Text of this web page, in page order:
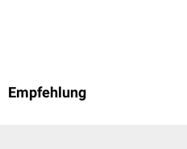
Empfehlung